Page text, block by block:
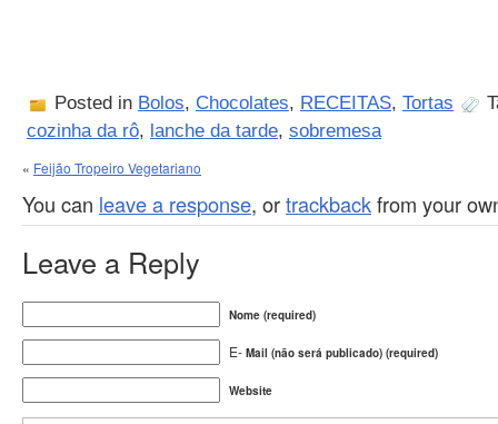
Posted in Bolos, Chocolates, RECEITAS, Tortas
cozinha da rô, lanche da tarde, sobremesa
« Feijão Tropeiro Vegetariano
You can leave a response, ortrackbackfrom your
Leave a Reply
Nome (required)
E- Mail (não será publicado) (required)
Website